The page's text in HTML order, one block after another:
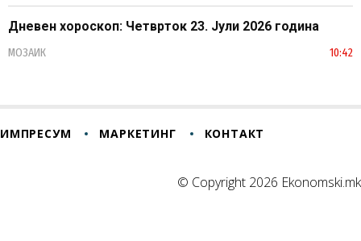
Дневен хороскоп: Четврток 23. Јули 2026 година
МОЗАИК 10:42
ИМПРЕСУМ МАРКЕТИНГ КОНТАКТ
© Copyright 2026 Ekonomski.mk